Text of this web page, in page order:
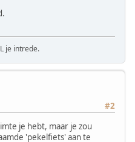
je intrede.
#2
je hebt, maar je zou
'pekelfiets' aan te